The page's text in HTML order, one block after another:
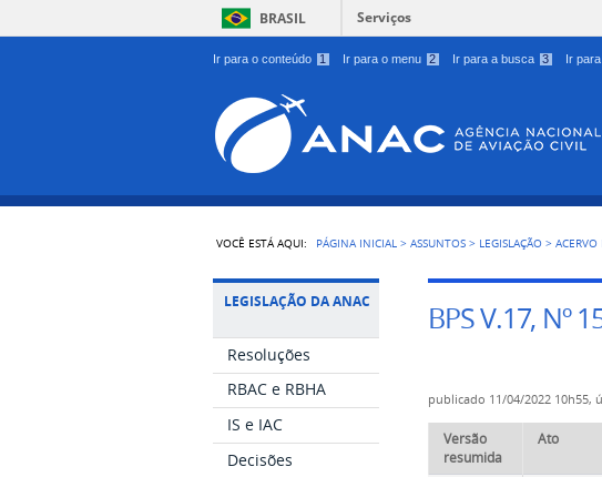
Ir para o conteúdo 1 Ir para o menu 2 Ir para a busca 3 Ir
BRASIL Serviços
VOCÊ ESTÁ AQUI: PÁGINA INICIAL >ASSUNTOS > LEGISLAÇÃO >
LEGISLAÇÃO DA ANAC
Resoluções
RBAC e RBHA
IS e IAC
Decisões
BPS V.17, Nº
publicado 11/04/2022 10h55,
Versão
resumida
Ato